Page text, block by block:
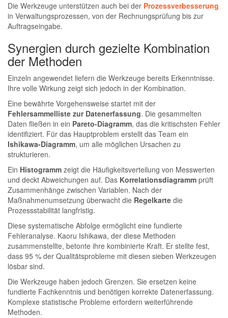
Die Werkzeuge unterstützen auch bei der Prozessverbesserung
in Verwaltungsprozessen, von der Rechnungsprüfung bis zur
Auftragseingabe.
Synergien durch gezielte Kombination
der Methoden
Einzeln angewendet liefern die Werkzeuge bereits Erkenntnisse.
Ihre volle Wirkung zeigt sich jedoch in der Kombination.
Eine bewährte Vorgehensweise startet mit der
Fehlersammelliste zur Datenerfassung. Die gesammelten
Daten fließen in ein Pareto-Diagramm, das die kritischsten Fehler
identifiziert. Für das Hauptproblem erstellt das Team ein
Ishikawa-Diagramm, um alle möglichen Ursachen zu
strukturieren.
Ein Histogramm zeigt die Häufigkeitsverteilung von Messwerten
und deckt Abweichungen auf. Das Korrelationsdiagramm prüft
Zusammenhänge zwischen Variablen. Nach der
Maßnahmenumsetzung überwacht die Regelkarte die
Prozessstabilität langfristig.
Diese systematische Abfolge ermöglicht eine fundierte
Fehleranalyse. Kaoru Ishikawa, der diese Methoden
zusammenstellte, betonte ihre kombinierte Kraft. Er stellte fest,
dass 95 % der Qualitätsprobleme mit diesen sieben Werkzeugen
lösbar sind.
Die Werkzeuge haben jedoch Grenzen. Sie ersetzen keine
fundierte Fachkenntnis und benötigen korrekte Datenerfassung.
Komplexe statistische Probleme erfordern weiterführende
Methoden.